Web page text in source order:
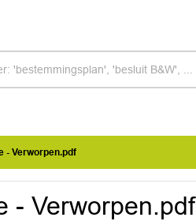
- Verworpen.pdf
- Verworpen.pdf